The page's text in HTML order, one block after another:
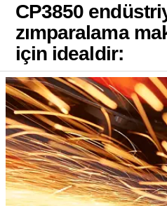
CP3850
zımparalama
için idealdir: